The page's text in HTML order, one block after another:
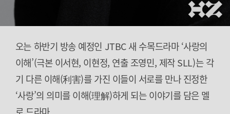
오는 하반기 방송 예정인 JTBC 새 수목드라마 ‘사랑의
이해’(극본 이서현, 이현정, 연출 조영민, 제작 SLL)는 각
기 다른 이해(利害)를 가진 이들이 서로를 만나 진정한
‘사랑’의 의미를 이해(理解)하게 되는 이야기를 담은 멜